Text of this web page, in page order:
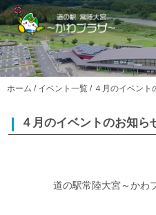
Skip
to
content
ホーム / イベント一覧 / ４月のイベント
４月のイベントのお知ら
道の駅常陸大宮～かわ